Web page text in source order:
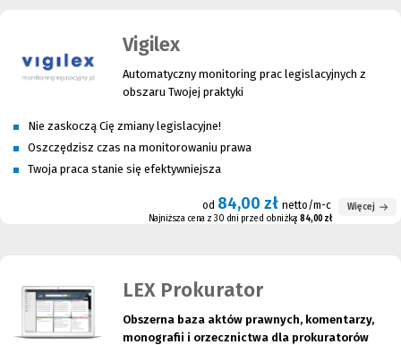
Vigilex
Automatyczny monitoring prac legislacyjnych z
obszaru Twojej praktyki
Nie zaskoczą Cię zmiany legislacyjne!
Oszczędzisz czas na monitorowaniu prawa
Twoja praca stanie się efektywniejsza
od 84,00 zł netto/m-c
Najniższa cena z 30 dni przed obniżką: 84,00 zł
Więcej
LEX Prokurator
Obszerna baza aktów prawnych, komentarzy,
monografii i orzecznictwa dla prokuratorów